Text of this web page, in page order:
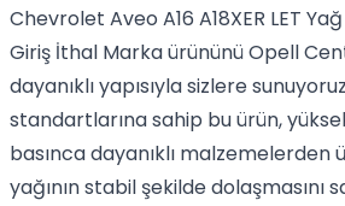
Chevrolet Aveo A16 A18XER LET
Giriş İthal Marka ürününü Opell
dayanıklı yapısıyla sizlere
standartlarına sahip bu ürün,
basınca dayanıklı
yağının stabil şekilde dolaşmasını